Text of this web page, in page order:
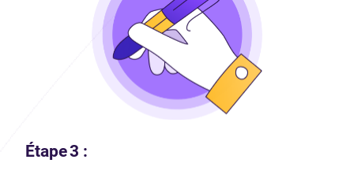
Étape 3 :